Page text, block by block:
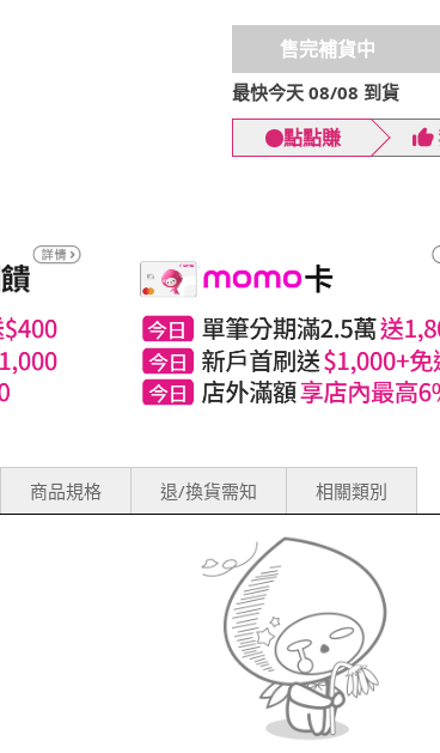
售完補貨中
最快今天 08/08 到貨
點點賺
商品規格 退/換貨需知 相關類別